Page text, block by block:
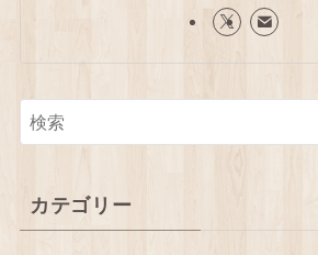
カテゴリー